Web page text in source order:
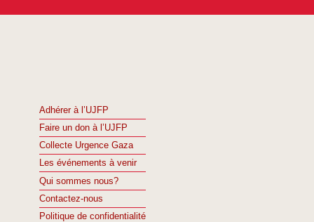
Adhérer à l’UJFP
Faire un don à l’UJFP
Collecte Urgence Gaza
Les événements à venir
Qui sommes nous?
Contactez-nous
Politique de confidentialité